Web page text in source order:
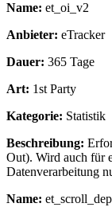
Name: et_oi_v2
Anbieter: eTracker
Dauer: 365 Tage
Art: 1st Party
Kategorie: Statistik
Beschreibung:
Out). Wird auch für
Datenverarbeitung
Name: